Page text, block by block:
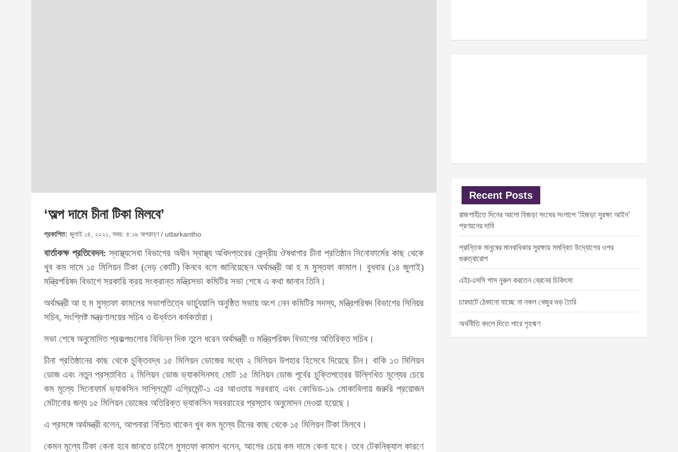
‘অল্প দামে চীনা টিকা মিলবে’
প্রকাশিত: জুলাই ১৪, ২০২১, সময়: ৪:১৬ অপরাহ্ণ / uttarkantho
বার্তাকক্ষ প্রতিবেদন: স্বাস্থ্যসেবা বিভাগের অধীন স্বাস্থ্য অধিদপ্তরের কেন্দ্রীয় ঔষধাগার চীনা প্রতিষ্ঠান সিনোফার্মের কাছ থেকে
খুব কম দামে ১৫ মিলিয়ন টিকা (দেড় কোটি) কিনবে বলে জানিয়েছেন অর্থমন্ত্রী আ হ ম মুস্তফা কামাল। বুধবার (১৪ জুলাই)
মন্ত্রিপরিষদ বিভাগে সরকারি ক্রয় সংক্রান্ত মন্ত্রিসভা কমিটির সভা শেষে এ কথা জানান তিনি।
অর্থমন্ত্রী আ হ ম মুস্তফা কামলের সভাপতিত্বে ভার্চ্যুয়ালি অনুষ্ঠিত সভায় অংশ নেন কমিটির সদস্য, মন্ত্রিপরিষদ বিভাগের সিনিয়র
সচিব, সংশ্লিষ্ট মন্ত্রণালয়ের সচিব ও ঊর্ধ্বতন কর্মকর্তারা।
সভা শেষে অনুমোদিত প্রকল্পগুলোর বিভিন্ন দিক তুলে ধরেন অর্থমন্ত্রী ও মন্ত্রিপরিষদ বিভাগের অতিরিক্ত সচিব।
চীনা প্রতিষ্ঠানের কাছ থেকে চুক্তিবদ্ধ ১৫ মিলিয়ন ডোজের মধ্যে ২ মিলিয়ন উপহার হিসেবে দিয়েছে চীন। বাকি ১৩ মিলিয়ন
ডোজ এবং নতুন প্রস্তাবিত ২ মিলিয়ন ডোজ ভ্যাকসিনসহ মোট ১৫ মিলিয়ন ডোজ পূর্বের চুক্তিপত্রের উল্লিখিত মূল্যের চেয়ে
কম মূল্যে সিনোফার্ম ভ্যাকসিন সাপ্লিমেন্ট এগ্রিমেন্ট-১ এর আওতায় সরবরাহ এবং কোভিড-১৯ মোকাবিলায় জরুরি প্রয়োজন
মেটানোর জন্য ১৫ মিলিয়ন ডোজের অতিরিক্ত ভ্যাকসিন সরবরাহের প্রস্তাব অনুমোদন দেওয়া হয়েছে।
এ প্রসঙ্গে অর্থমন্ত্রী বলেন, আপনারা নিশ্চিত থাকেন খুব কম মূল্যে চীনের কাছ থেকে ১৫ মিলিয়ন টিকা মিলবে।
কেমন মূল্যে টিকা কেনা হবে জানতে চাইলে মুস্তফা কামাল বলেন, আগের চেয়ে কম দামে কেনা হবে। তবে টেকনিক্যাল কারণে
Recent Posts
রাজশাহীতে দিনের আলো হিজড়া সংঘের সংলাপে ‘হিজড়া সুরক্ষা আইন’
প্রণয়নের দাবি
প্রান্তিক মানুষের মানবাধিকার সুরক্ষায় সমন্বিত উদ্যোগের ওপর
গুরুত্বারোপ
এইচএসসি পাস নুরুল করতেন ব্রেনের চিকিৎসা
চারঘাটে ঠেকানো যাচ্ছে না নকল খেজুর গুড় তৈরি
অর্থনীতি বদলে দিতে পারে গৃহঋণ